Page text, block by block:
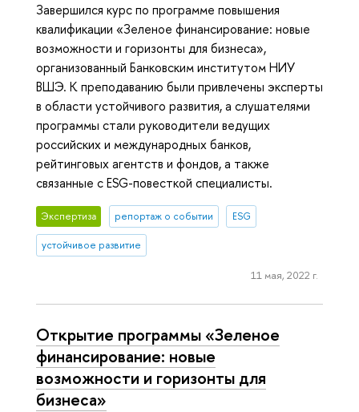
Завершился курс по программе повышения
квалификации «Зеленое финансирование: новые
возможности и горизонты для бизнеса»,
организованный Банковским институтом НИУ
ВШЭ. К преподаванию были привлечены эксперты
в области устойчивого развития, а слушателями
программы стали руководители ведущих
российских и международных банков,
рейтинговых агентств и фондов, а также
связанные с ESG-повесткой специалисты.
Экспертиза репортаж о событии ESG
устойчивое развитие
11 мая, 2022 г.
Открытие программы «Зеленое
финансирование: новые
возможности и горизонты для
бизнеса»